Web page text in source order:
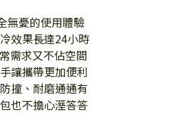
無憂的使用體驗
效果長達24小時
需求又不佔空間
讓攜帶更加便利
撞、耐磨通通有
也不擔心溼答答